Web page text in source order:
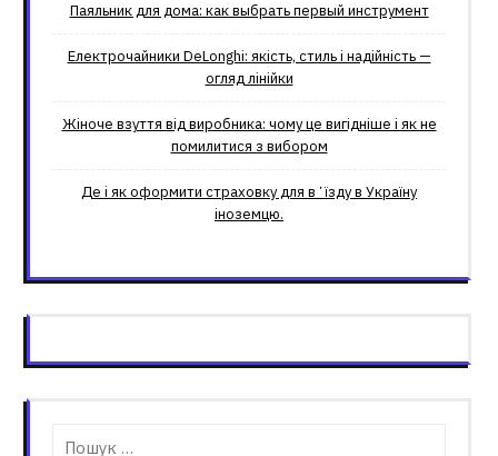
Паяльник для дома: как выбрать первый инструмент
Електрочайники DeLonghi: якість, стиль і надійність —
огляд лінійки
Жіноче взуття від виробника: чому це вигідніше і як не
помилитися з вибором
Де і як оформити страховку для вʼїзду в Україну
іноземцю.